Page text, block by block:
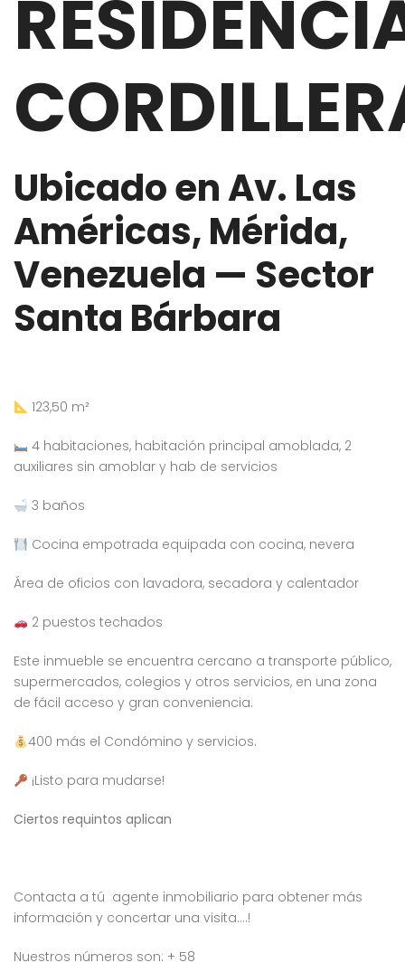
Ubicado en Av. Las
Américas, Mérida,
Venezuela — Sector
Santa Bárbara
123,50 m²
4 habitaciones, habitación principal amoblada, 2
auxiliares sin amoblar y hab de servicios
3 baños
Cocina empotrada equipada con cocina, nevera
Área de oficios con lavadora, secadora y calentador
2 puestos techados
Este inmueble se encuentra cercano a transporte público,
supermercados, colegios y otros servicios, en una zona
de fácil acceso y gran conveniencia.
400 más el Condómino y servicios.
¡Listo para mudarse!
Ciertos requintos aplican
Contacta a tú agente inmobiliario para obtener más
información y concertar una visita….!
Nuestros números son: + 58